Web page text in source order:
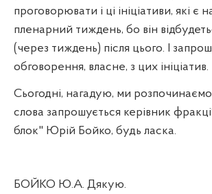
проговорювати і ці ініціативи, які є
пленарний тиждень, бо він
(через тиждень) після цього. І
обговорення, власне, з цих ініціатив.
Сьогодні, нагадую, ми розпочинаємо
слова запрошується керівник
блок" Юрій Бойко, будь ласка.
БОЙКО Ю.А. Дякую.